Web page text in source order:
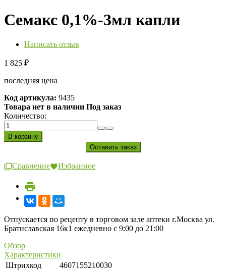
Семакс 0,1%-3мл капли
Написать отзыв
1 825 ₽
последняя цена
Код артикула: 9435
Товара нет в наличии Под заказ
Количество:
Сравнение Избранное
Отпускается по рецепту в торговом зале аптеки г.Москва ул.
Братиславская 16к1 ежедневно с 9:00 до 21:00
Обзор
Характеристики
Штрихкод
4607155210030